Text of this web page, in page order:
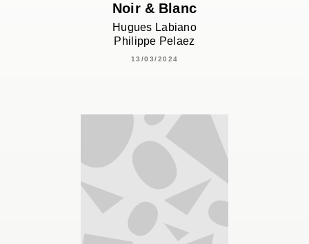
Noir & Blanc
Hugues Labiano
Philippe Pelaez
13/03/2024